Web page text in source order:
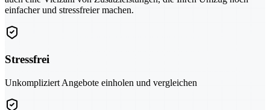
einfacher und stressfreier machen.
Stressfrei
Unkompliziert Angebote einholen und vergleichen